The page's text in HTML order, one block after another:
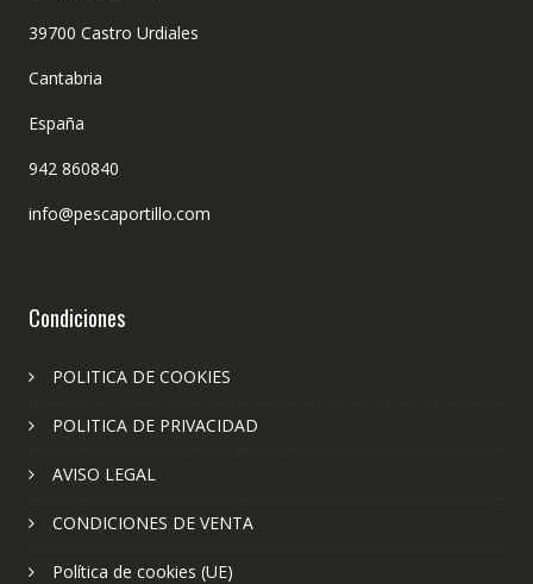
39700 Castro Urdiales
Cantabria
España
942 860840
info@pescaportillo.com
Condiciones
POLITICA DE COOKIES
POLITICA DE PRIVACIDAD
AVISO LEGAL
CONDICIONES DE VENTA
Política de cookies (UE)